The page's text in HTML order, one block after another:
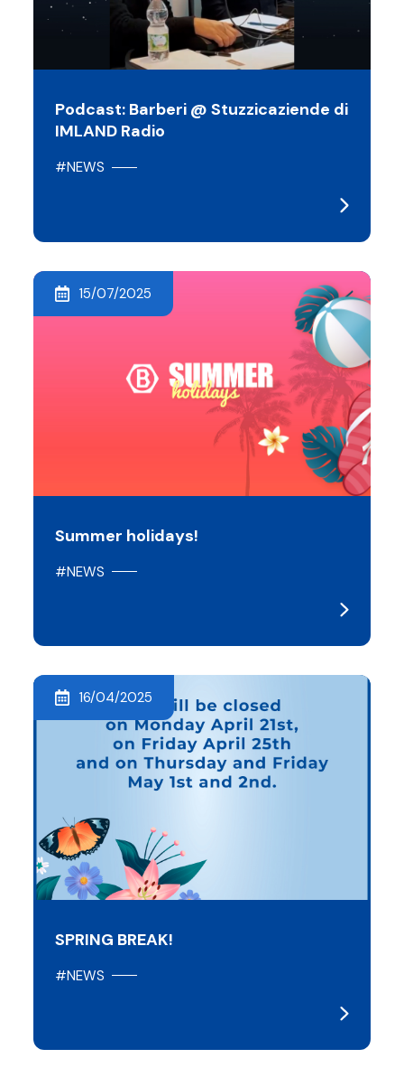
Podcast: Barberi @ Stuzzicaziende di
IMLAND Radio
#NEWS
15/07/2025
Summer holidays!
#NEWS
16/04/2025
SPRING BREAK!
#NEWS